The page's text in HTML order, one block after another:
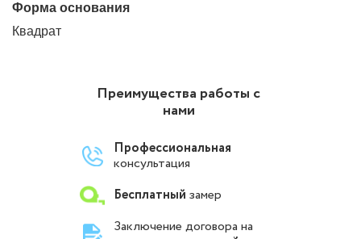
Форма основания
Квадрат
Преимущества работы с
нами
Профессиональная
консультация
Бесплатный замер
Заключение договора на